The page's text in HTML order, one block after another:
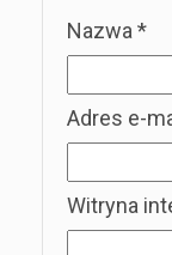
Nazwa *
Adres e-
Witryna